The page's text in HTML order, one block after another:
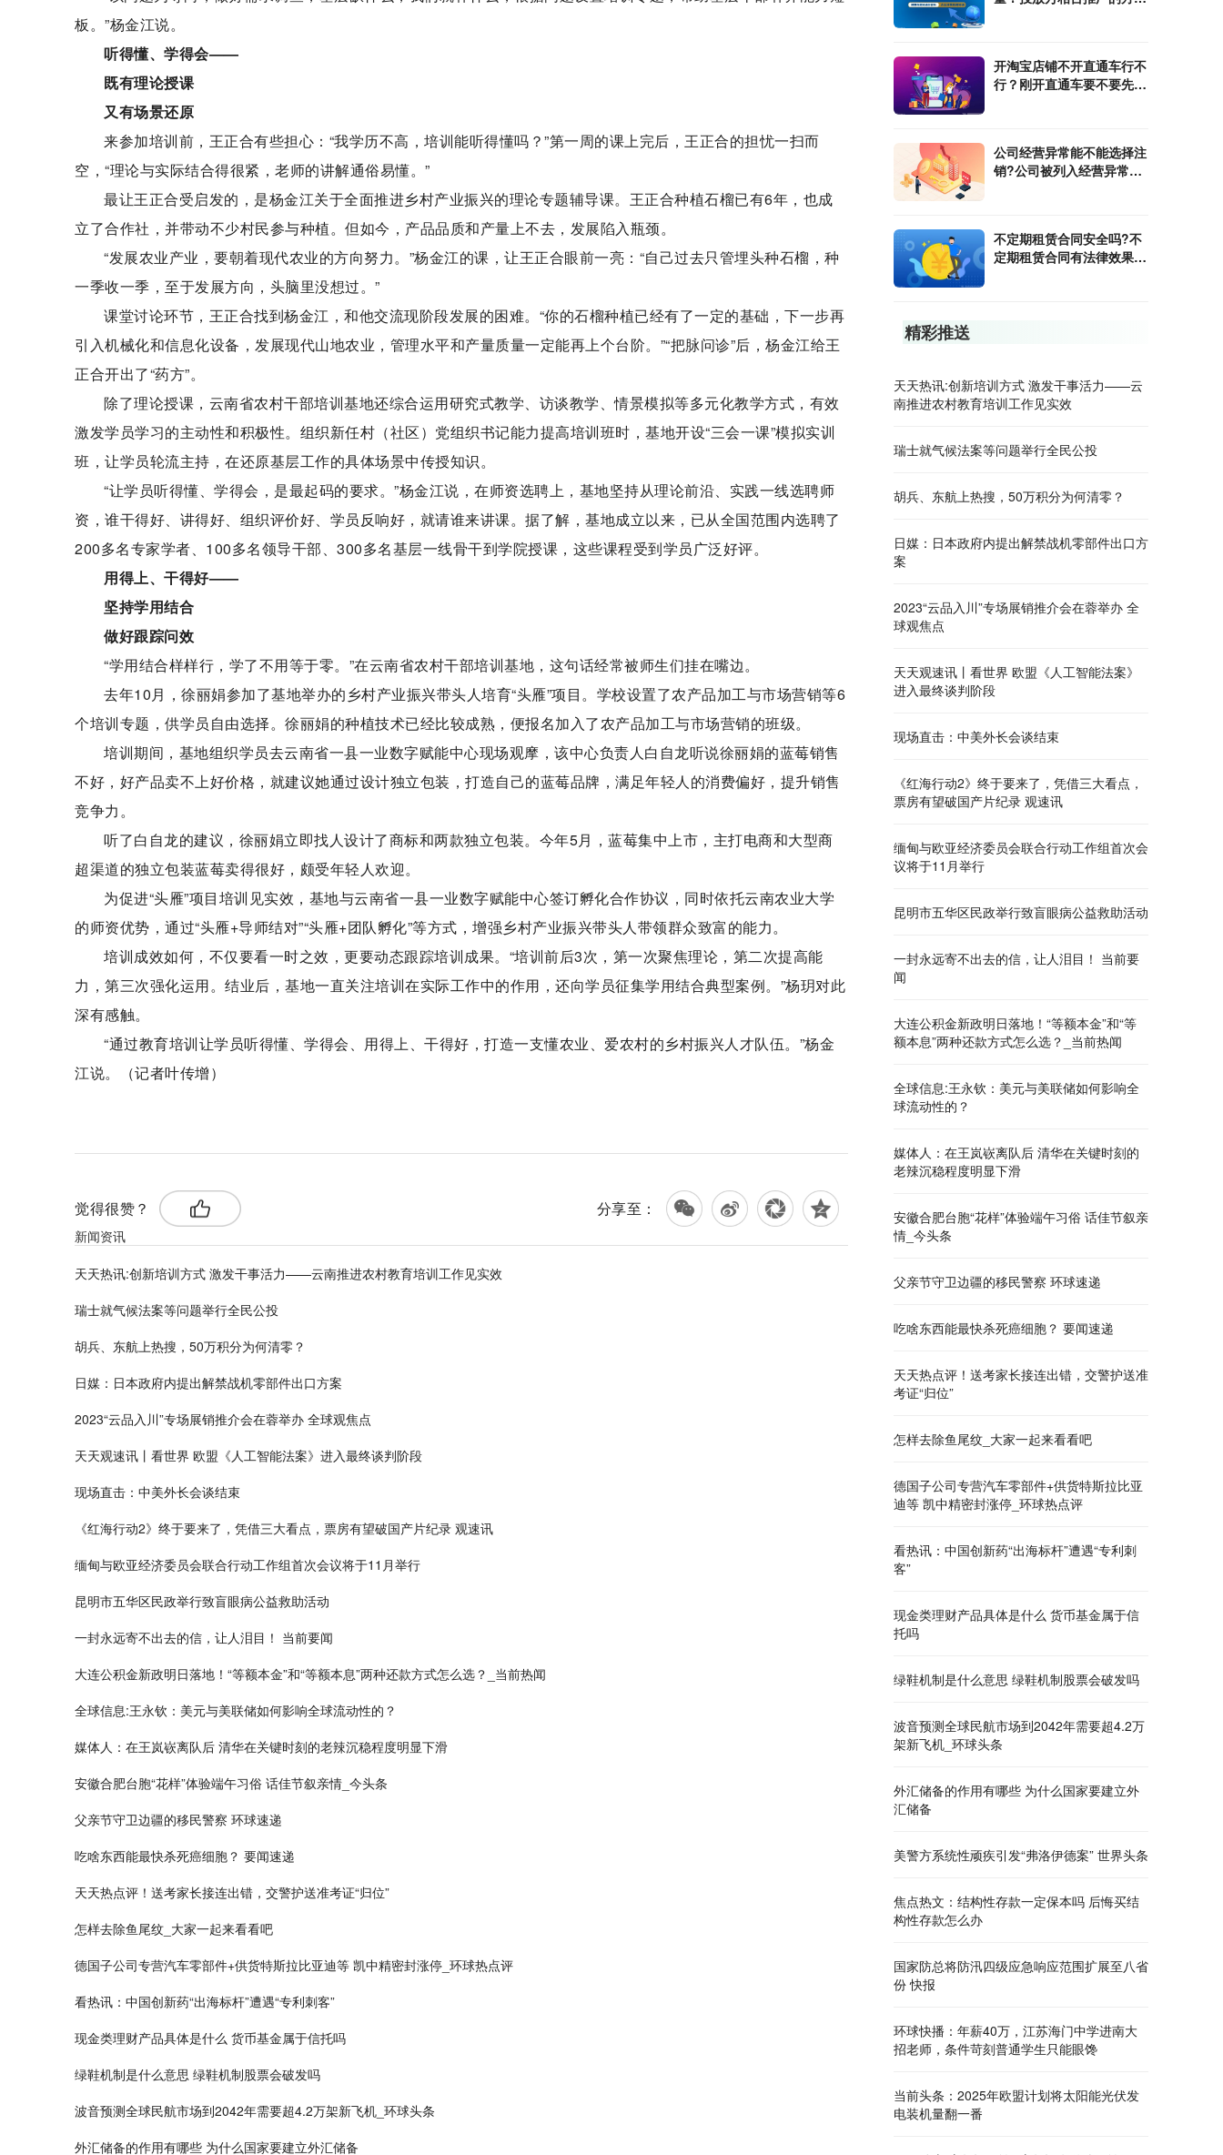
板。”杨金江说。
听得懂、学得会——
既有理论授课
又有场景还原
来参加培训前，王正合有些担心：“我学历不高，培训能听得懂吗？”第一周的课上完后，王正合的担忧一扫而
空，“理论与实际结合得很紧，老师的讲解通俗易懂。”
最让王正合受启发的，是杨金江关于全面推进乡村产业振兴的理论专题辅导课。王正合种植石榴已有6年，也成
立了合作社，并带动不少村民参与种植。但如今，产品品质和产量上不去，发展陷入瓶颈。
“发展农业产业，要朝着现代农业的方向努力。”杨金江的课，让王正合眼前一亮：“自己过去只管埋头种石榴，种
一季收一季，至于发展方向，头脑里没想过。”
课堂讨论环节，王正合找到杨金江，和他交流现阶段发展的困难。“你的石榴种植已经有了一定的基础，下一步再
引入机械化和信息化设备，发展现代山地农业，管理水平和产量质量一定能再上个台阶。”“把脉问诊”后，杨金江给王
正合开出了“药方”。
除了理论授课，云南省农村干部培训基地还综合运用研究式教学、访谈教学、情景模拟等多元化教学方式，有效
激发学员学习的主动性和积极性。组织新任村（社区）党组织书记能力提高培训班时，基地开设“三会一课”模拟实训
班，让学员轮流主持，在还原基层工作的具体场景中传授知识。
“让学员听得懂、学得会，是最起码的要求。”杨金江说，在师资选聘上，基地坚持从理论前沿、实践一线选聘师
资，谁干得好、讲得好、组织评价好、学员反响好，就请谁来讲课。据了解，基地成立以来，已从全国范围内选聘了
200多名专家学者、100多名领导干部、300多名基层一线骨干到学院授课，这些课程受到学员广泛好评。
用得上、干得好——
坚持学用结合
做好跟踪问效
“学用结合样样行，学了不用等于零。”在云南省农村干部培训基地，这句话经常被师生们挂在嘴边。
去年10月，徐丽娟参加了基地举办的乡村产业振兴带头人培育“头雁”项目。学校设置了农产品加工与市场营销等6
个培训专题，供学员自由选择。徐丽娟的种植技术已经比较成熟，便报名加入了农产品加工与市场营销的班级。
培训期间，基地组织学员去云南省一县一业数字赋能中心现场观摩，该中心负责人白自龙听说徐丽娟的蓝莓销售
不好，好产品卖不上好价格，就建议她通过设计独立包装，打造自己的蓝莓品牌，满足年轻人的消费偏好，提升销售
竞争力。
听了白自龙的建议，徐丽娟立即找人设计了商标和两款独立包装。今年5月，蓝莓集中上市，主打电商和大型商
超渠道的独立包装蓝莓卖得很好，颇受年轻人欢迎。
为促进“头雁”项目培训见实效，基地与云南省一县一业数字赋能中心签订孵化合作协议，同时依托云南农业大学
的师资优势，通过“头雁+导师结对”“头雁+团队孵化”等方式，增强乡村产业振兴带头人带领群众致富的能力。
培训成效如何，不仅要看一时之效，更要动态跟踪培训成果。“培训前后3次，第一次聚焦理论，第二次提高能
力，第三次强化运用。结业后，基地一直关注培训在实际工作中的作用，还向学员征集学用结合典型案例。”杨玥对此
深有感触。
“通过教育培训让学员听得懂、学得会、用得上、干得好，打造一支懂农业、爱农村的乡村振兴人才队伍。”杨金
江说。（记者叶传增）
觉得很赞？ 分享至：
新闻资讯
天天热讯:创新培训方式 激发干事活力——云南推进农村教育培训工作见实效
瑞士就气候法案等问题举行全民公投
胡兵、东航上热搜，50万积分为何清零？
日媒：日本政府内提出解禁战机零部件出口方案
2023“云品入川”专场展销推介会在蓉举办 全球观焦点
天天观速讯丨看世界 欧盟《人工智能法案》进入最终谈判阶段
现场直击：中美外长会谈结束
《红海行动2》终于要来了，凭借三大看点，票房有望破国产片纪录 观速讯
缅甸与欧亚经济委员会联合行动工作组首次会议将于11月举行
昆明市五华区民政举行致盲眼病公益救助活动
一封永远寄不出去的信，让人泪目！ 当前要闻
大连公积金新政明日落地！“等额本金”和“等额本息”两种还款方式怎么选？_当前热闻
全球信息:王永钦：美元与美联储如何影响全球流动性的？
媒体人：在王岚嵚离队后 清华在关键时刻的老辣沉稳程度明显下滑
安徽合肥台胞“花样”体验端午习俗 话佳节叙亲情_今头条
父亲节守卫边疆的移民警察 环球速递
吃啥东西能最快杀死癌细胞？ 要闻速递
天天热点评！送考家长接连出错，交警护送准考证“归位”
怎样去除鱼尾纹_大家一起来看看吧
德国子公司专营汽车零部件+供货特斯拉比亚迪等 凯中精密封涨停_环球热点评
看热讯：中国创新药“出海标杆”遭遇“专利刺客”
现金类理财产品具体是什么 货币基金属于信托吗
绿鞋机制是什么意思 绿鞋机制股票会破发吗
波音预测全球民航市场到2042年需要超4.2万架新飞机_环球头条
外汇储备的作用有哪些 为什么国家要建立外汇储备
开淘宝店铺不开直通车行不
行？刚开直通车要不要先出
公司经营异常能不能选择注
销?公司被列入经营异常的
不定期租赁合同安全吗?不
定期租赁合同有法律效果
精彩推送
天天热讯:创新培训方式 激发干事活力——云
南推进农村教育培训工作见实效
瑞士就气候法案等问题举行全民公投
胡兵、东航上热搜，50万积分为何清零？
日媒：日本政府内提出解禁战机零部件出口方
案
2023“云品入川”专场展销推介会在蓉举办 全
球观焦点
天天观速讯丨看世界 欧盟《人工智能法案》
进入最终谈判阶段
现场直击：中美外长会谈结束
《红海行动2》终于要来了，凭借三大看点，
票房有望破国产片纪录 观速讯
缅甸与欧亚经济委员会联合行动工作组首次会
议将于11月举行
昆明市五华区民政举行致盲眼病公益救助活动
一封永远寄不出去的信，让人泪目！ 当前要
闻
大连公积金新政明日落地！“等额本金”和“等
额本息”两种还款方式怎么选？_当前热闻
全球信息:王永钦：美元与美联储如何影响全
球流动性的？
媒体人：在王岚嵚离队后 清华在关键时刻的
老辣沉稳程度明显下滑
安徽合肥台胞“花样”体验端午习俗 话佳节叙亲
情_今头条
父亲节守卫边疆的移民警察 环球速递
吃啥东西能最快杀死癌细胞？ 要闻速递
天天热点评！送考家长接连出错，交警护送准
考证“归位”
怎样去除鱼尾纹_大家一起来看看吧
德国子公司专营汽车零部件+供货特斯拉比亚
迪等 凯中精密封涨停_环球热点评
看热讯：中国创新药“出海标杆”遭遇“专利刺
客”
现金类理财产品具体是什么 货币基金属于信
托吗
绿鞋机制是什么意思 绿鞋机制股票会破发吗
波音预测全球民航市场到2042年需要超4.2万
架新飞机_环球头条
外汇储备的作用有哪些 为什么国家要建立外
汇储备
美警方系统性顽疾引发“弗洛伊德案” 世界头条
焦点热文：结构性存款一定保本吗 后悔买结
构性存款怎么办
国家防总将防汛四级应急响应范围扩展至八省
份 快报
环球快播：年薪40万，江苏海门中学进南大
招老师，条件苛刻普通学生只能眼馋
当前头条：2025年欧盟计划将太阳能光伏发
电装机量翻一番